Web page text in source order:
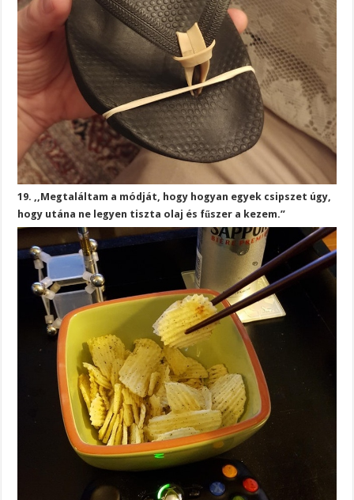
19. ,,Megtaláltam a módját, hogy hogyan egyek csipszet úgy,
hogy utána ne legyen tiszta olaj és fűszer a kezem.”